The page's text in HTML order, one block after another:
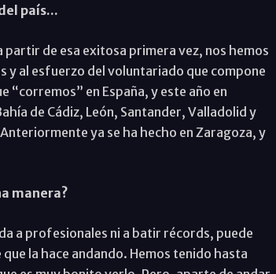
país...
de esa exitosa primera vez, nos hemos
y al esfuerzo del voluntariado que compone
“corremos” en España, y este año en
de Cádiz, León, Santander, Valladolid y
ya se ha hecho en Zaragoza, y
manera?
a profesionales ni a batir récords, puede
la hace andando. Hemos tenido hasta